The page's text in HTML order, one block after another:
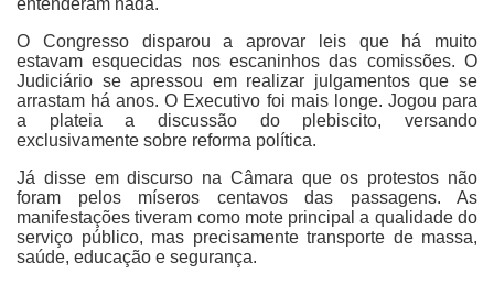
entenderam nada.
O Congresso disparou a aprovar leis que há muito
estavam esquecidas nos escaninhos das comissões. O
Judiciário se apressou em realizar julgamentos que se
arrastam há anos. O Executivo foi mais longe. Jogou para
a plateia a discussão do plebiscito, versando
exclusivamente sobre reforma política.
Já disse em discurso na Câmara que os protestos não
foram pelos míseros centavos das passagens. As
manifestações tiveram como mote principal a qualidade do
serviço público, mas precisamente transporte de massa,
saúde, educação e segurança.